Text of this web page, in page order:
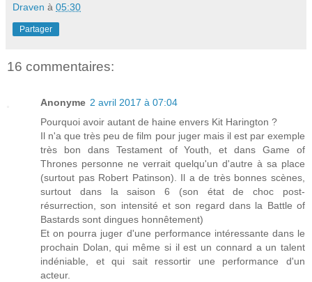
Draven à 05:30
Partager
16 commentaires:
Anonyme 2 avril 2017 à 07:04
Pourquoi avoir autant de haine envers Kit Harington ?
Il n'a que très peu de film pour juger mais il est par exemple
très bon dans Testament of Youth, et dans Game of
Thrones personne ne verrait quelqu'un d'autre à sa place
(surtout pas Robert Patinson). Il a de très bonnes scènes,
surtout dans la saison 6 (son état de choc post-
résurrection, son intensité et son regard dans la Battle of
Bastards sont dingues honnêtement)
Et on pourra juger d'une performance intéressante dans le
prochain Dolan, qui même si il est un connard a un talent
indéniable, et qui sait ressortir une performance d'un
acteur.